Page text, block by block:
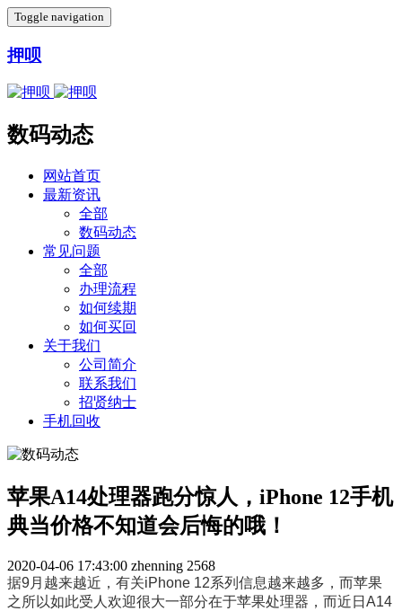
Toggle navigation
押呗
数码动态
网站首页
最新资讯
全部
数码动态
常见问题
全部
办理流程
如何续期
如何买回
关于我们
公司简介
联系我们
招贤纳士
手机回收
苹果A14处理器跑分惊人，iPhone 12手机
典当价格不知道会后悔的哦！
2020-04-06 17:43:00 zhenning 2568
据9月越来越近，有关iPhone 12系列信息越来越多，而苹果
之所以如此受人欢迎很大一部分在于苹果处理器，而近日A14